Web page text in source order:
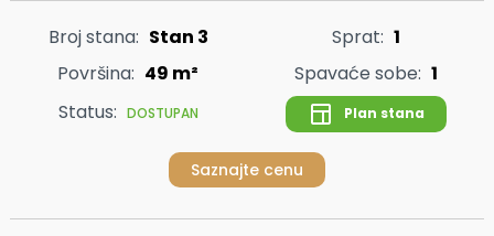
Broj stana: Stan 3 Sprat: 1
Površina: 49 m² Spavaće sobe: 1
Status: DOSTUPAN Plan stana
Saznajte cenu